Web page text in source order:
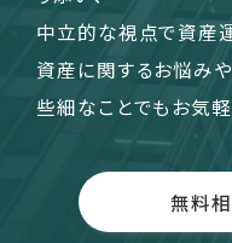
中立的な視点で資産
資産に関するお悩み
些細なことでもお気軽
無料